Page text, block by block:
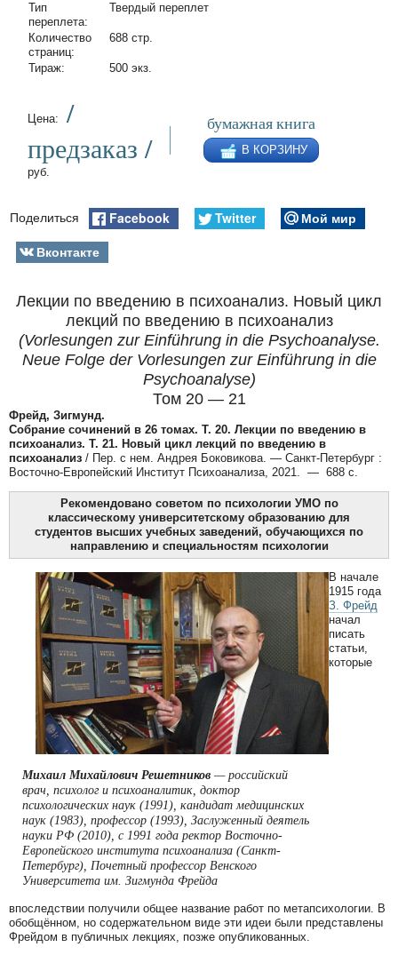
Тип
переплета:
Твердый переплет
Количество
страниц:
688 стр.
Тираж: 500 экз.
Цена:
/
предзаказ /
руб.
бумажная книга
В КОРЗИНУ
Поделиться Facebook Twitter
Мой мир
Вконтакте
Лекции по введению в психоанализ. Новый цикл
лекций по введению в психоанализ
(Vorlesungen zur Einführung in die Psychoanalyse.
Neue Folge der Vorlesungen zur Einführung in die
Psychoanalyse)
Том 20 — 21
Фрейд, Зигмунд.
Собрание сочинений в 26 томах. Т. 20. Лекции по введению в
психоанализ. Т. 21. Новый цикл лекций по введению в
психоанализ / Пер. с нем. Андрея Боковикова. — Санкт-Петербург :
Восточно-Европейский Институт Психоанализа, 2021. — 688 с.
Рекомендовано советом по психологии УМО по
классическому университетскому образованию для
студентов высших учебных заведений, обучающихся по
направлению и специальностям психологии
Михаил Михайлович Решетников — российский
врач, психолог и психоаналитик, доктор
психологических наук (1991), кандидат медицинских
наук (1983), профессор (1993), Заслуженный деятель
науки РФ (2010), с 1991 года ректор Восточно-
Европейского института психоанализа (Санкт-
Петербург), Почетный профессор Венского
Университета им. Зигмунда Фрейда
В начале
1915 года
З. Фрейд
начал
писать
статьи,
которые
впоследствии получили общее название работ по метапсихологии. В
обобщённом, но содержательном виде эти идеи были представлены
Фрейдом в публичных лекциях, позже опубликованных.